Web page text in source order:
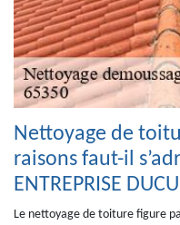
Nettoyage de
raisons faut-il
ENTREPRISE
Le nettoyage de toiture figure